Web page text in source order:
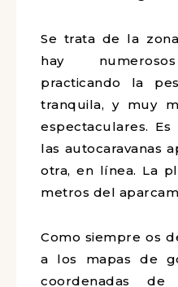
donde hicimos
mejores sitios
noche en el Algarve
Se trata de la
hay numerosos
practicando la
tranquila, y muy
las autocaravanas
de otra, en
escasos metros